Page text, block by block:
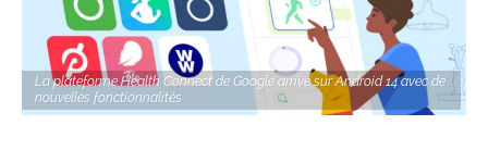
La plateforme Health Connect de Google arrive sur Android 14 avec de
nouvelles fonctionnalités